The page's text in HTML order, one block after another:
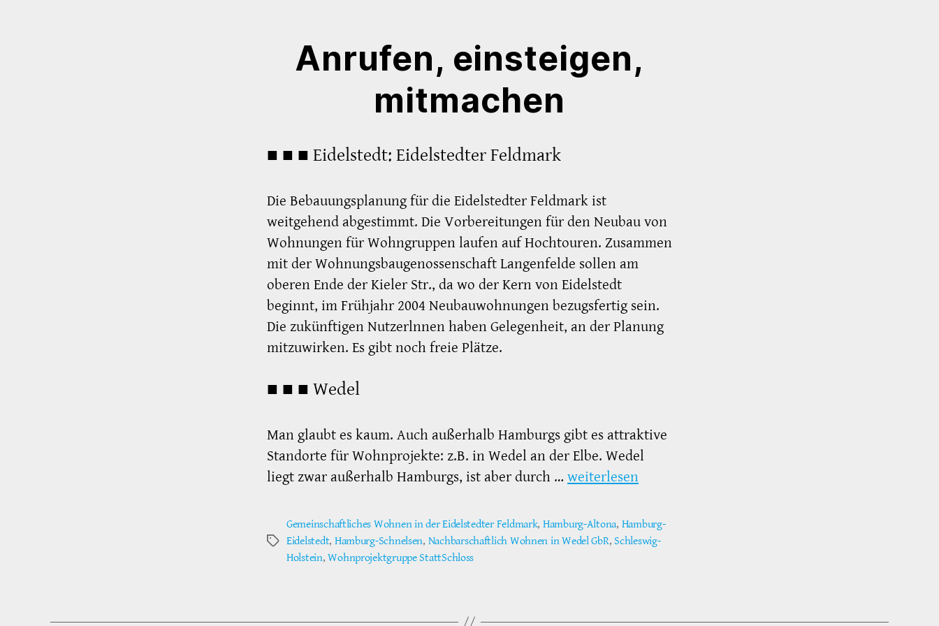
Anrufen, einsteigen,
mitmachen
■ ■ ■ Eidelstedt: Eidelstedter Feldmark
Die Bebauungsplanung für die Eidelstedter Feldmark ist
weitgehend abgestimmt. Die Vorbereitungen für den Neubau von
Wohnungen für Wohngruppen laufen auf Hochtouren. Zusammen
mit der Wohnungsbaugenossenschaft Langenfelde sollen am
oberen Ende der Kieler Str., da wo der Kern von Eidelstedt
beginnt, im Frühjahr 2004 Neubauwohnungen bezugsfertig sein.
Die zukünftigen Nutzerlnnen haben Gelegenheit, an der Planung
mitzuwirken. Es gibt noch freie Plätze.
■ ■ ■ Wedel
Man glaubt es kaum. Auch außerhalb Hamburgs gibt es attraktive
Standorte für Wohnprojekte: z.B. in Wedel an der Elbe. Wedel
liegt zwar außerhalb Hamburgs, ist aber durch … weiterlesen
Schlagwörter
Gemeinschaftliches Wohnen in der Eidelstedter Feldmark, Hamburg-Altona, Hamburg-
Eidelstedt, Hamburg-Schnelsen, Nachbarschaftlich Wohnen in Wedel GbR, Schleswig-
Holstein,Wohnprojektgruppe StattSchloss